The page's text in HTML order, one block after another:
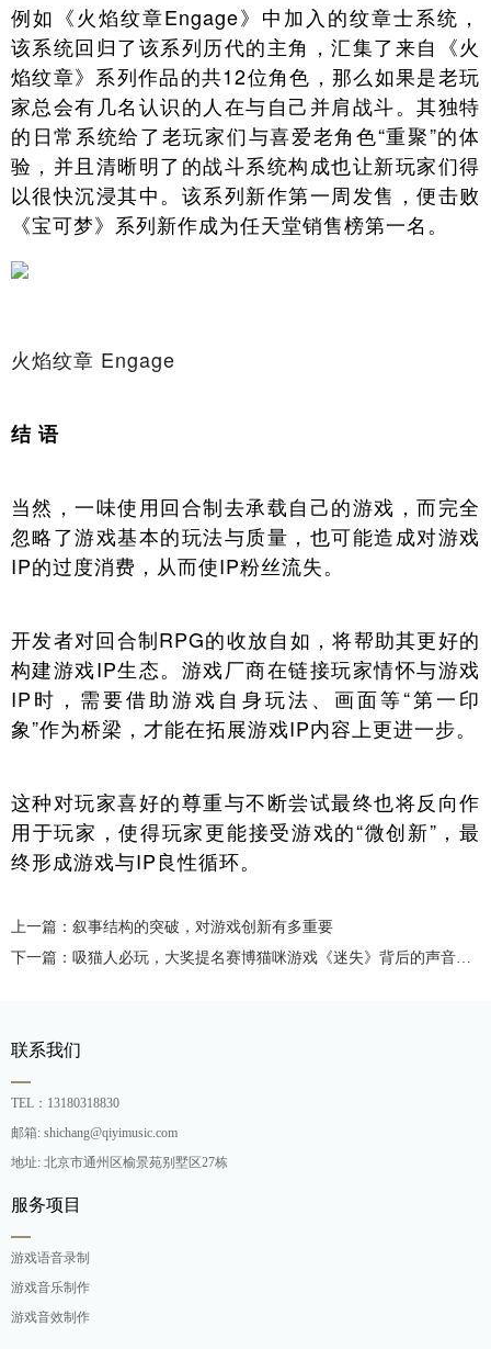
例如《火焰纹章Engage》中加入的纹章士系统，
该系统回归了该系列历代的主角，汇集了来自《火
焰纹章》系列作品的共12位角色，那么如果是老玩
家总会有几名认识的人在与自己并肩战斗。其独特
的日常系统给了老玩家们与喜爱老角色“重聚”的体
验，并且清晰明了的战斗系统构成也让新玩家们得
以很快沉浸其中。该系列新作第一周发售，便击败
《宝可梦》系列新作成为任天堂销售榜第一名。
火焰纹章 Engage
结 语
当然，一味使用回合制去承载自己的游戏，而完全
忽略了游戏基本的玩法与质量，也可能造成对游戏
IP的过度消费，从而使IP粉丝流失。
开发者对回合制RPG的收放自如，将帮助其更好的
构建游戏IP生态。游戏厂商在链接玩家情怀与游戏
IP时，需要借助游戏自身玩法、画面等“第一印
象”作为桥梁，才能在拓展游戏IP内容上更进一步。
这种对玩家喜好的尊重与不断尝试最终也将反向作
用于玩家，使得玩家更能接受游戏的“微创新”，最
终形成游戏与IP良性循环。
上一篇：叙事结构的突破，对游戏创新有多重要
下一篇：吸猫人必玩，大奖提名赛博猫咪游戏《迷失》背后的声音制作
联系我们
TEL：13180318830
邮箱: shichang@qiyimusic.com
地址: 北京市通州区榆景苑别墅区27栋
服务项目
游戏语音录制
游戏音乐制作
游戏音效制作